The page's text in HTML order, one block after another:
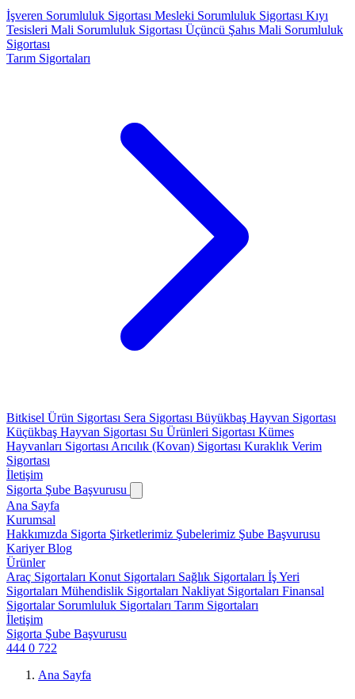
İşveren Sorumluluk Sigortası Mesleki Sorumluluk Sigortası Kıyı
Tesisleri Mali Sorumluluk Sigortası Üçüncü Şahıs Mali Sorumluluk
Sigortası
Tarım Sigortaları
Bitkisel Ürün Sigortası Sera Sigortası Büyükbaş Hayvan Sigortası
Küçükbaş Hayvan Sigortası Su Ürünleri Sigortası Kümes
Hayvanları Sigortası Arıcılık (Kovan) Sigortası Kuraklık Verim
Sigortası
İletişim
Sigorta Şube Başvurusu
Ana Sayfa
Kurumsal
Hakkımızda Sigorta Şirketlerimiz Şubelerimiz Şube Başvurusu
KariyerBlog
Ürünler
Araç Sigortaları Konut Sigortaları Sağlık Sigortaları İş Yeri
Sigortaları Mühendislik Sigortaları Nakliyat Sigortaları Finansal
Sigortalar Sorumluluk Sigortaları Tarım Sigortaları
İletişim
Sigorta Şube Başvurusu
444 0 722
Ana Sayfa